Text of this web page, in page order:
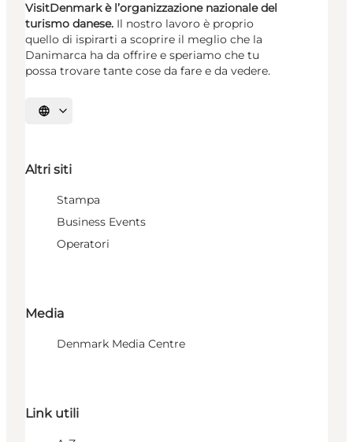
VisitDenmark è l’organizzazione nazionale del
turismo danese. Il nostro lavoro è proprio
quello di ispirarti a scoprire il meglio che la
Danimarca ha da offrire e speriamo che tu
possa trovare tante cose da fare e da vedere.
Seleziona la lingua
Altri siti
Stampa
Business Events
Operatori
Media
Denmark Media Centre
Link utili